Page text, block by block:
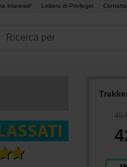
interessi² Lettera di Privilegio
49